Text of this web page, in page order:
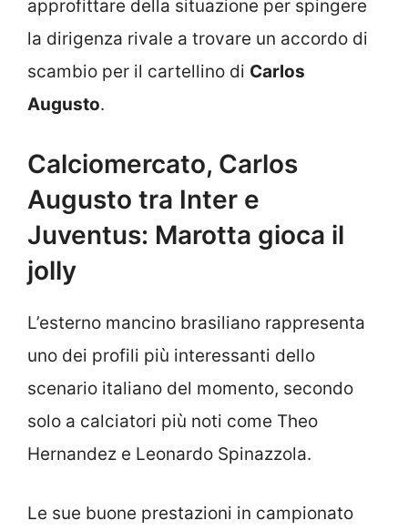
approfittare della situazione per spingere
la dirigenza rivale a trovare un accordo di
scambio per il cartellino di Carlos
Augusto.
Calciomercato, Carlos
Augusto tra Inter e
Juventus: Marotta gioca il
jolly
L’esterno mancino brasiliano rappresenta
uno dei profili più interessanti dello
scenario italiano del momento, secondo
solo a calciatori più noti come Theo
Hernandez e Leonardo Spinazzola.
Le sue buone prestazioni in campionato